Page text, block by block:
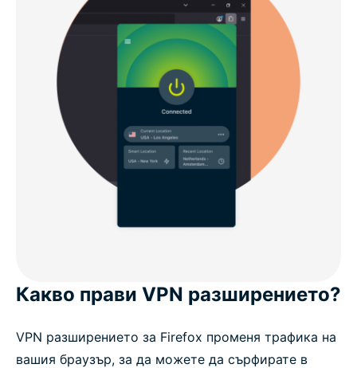
Какво прави VPN разширението?
VPN разширението за Firefox променя трафика на
вашия браузър, за да можете да сърфирате в